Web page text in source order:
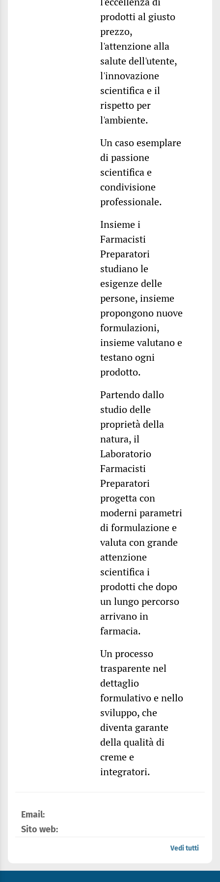
prodotti al giusto
prezzo,
l'attenzione alla
salute dell'utente,
l'innovazione
scientifica e il
rispetto per
l'ambiente.
Un caso esemplare
di passione
scientifica e
condivisione
professionale.
Insieme i
Farmacisti
Preparatori
studiano le
esigenze delle
persone, insieme
propongono nuove
formulazioni,
insieme valutano e
testano ogni
prodotto.
Partendo dallo
studio delle
proprietà della
natura, il
Laboratorio
Farmacisti
Preparatori
progetta con
moderni parametri
di formulazione e
valuta con grande
attenzione
scientifica i
prodotti che dopo
un lungo percorso
arrivano in
farmacia.
Un processo
trasparente nel
dettaglio
formulativo e nello
sviluppo, che
diventa garante
della qualità di
creme e
integratori.
Email:
Sito web:
Vedi tutti